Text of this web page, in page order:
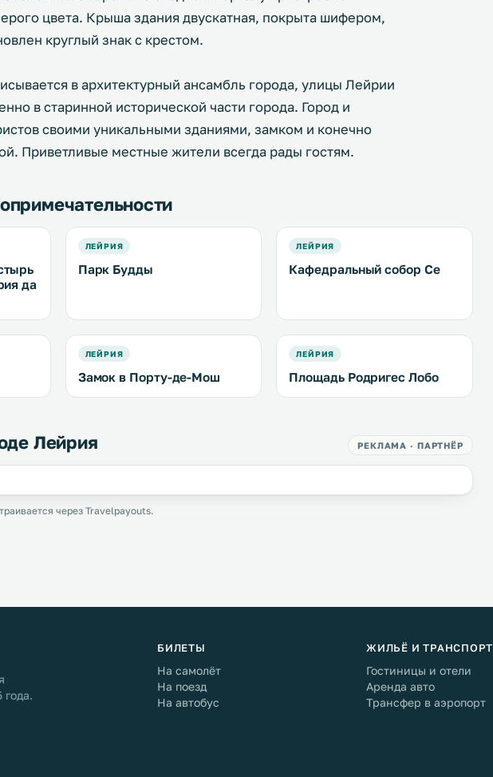
цвета. Крыша здания двускатная, покрыта шифером,
круглый знак с крестом.
в архитектурный ансамбль города, улицы Лейрии
в старинной исторической части города. Город и
своими уникальными зданиями, замком и конечно
Приветливые местные жители всегда рады гостям.
да
ЛЕЙРИЯ
Парк Будды
ЛЕЙРИЯ
Кафедральный собор Се
ЛЕЙРИЯ
Замок в Порту-де-Мош
ЛЕЙРИЯ
Площадь Родригес Лобо
Лейрия РЕКЛАМА · ПАРТНЁР
через Travelpayouts.
года.
БИЛЕТЫ
На самолёт
На поезд
На автобус
ЖИЛЬЁ И ТРАНСПОРТ
Гостиницы и отели
Аренда авто
Трансфер в аэропорт